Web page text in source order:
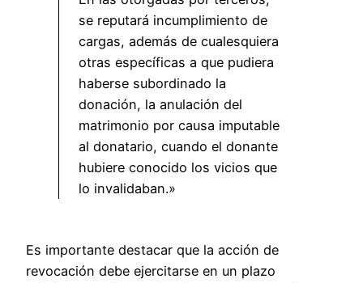
se reputará incumplimiento de
cargas, además de cualesquiera
otras específicas a que pudiera
haberse subordinado la
donación, la anulación del
matrimonio por causa imputable
al donatario, cuando el donante
hubiere conocido los vicios que
lo invalidaban.»
Es importante destacar que la acción de
revocación debe ejercitarse en un plazo